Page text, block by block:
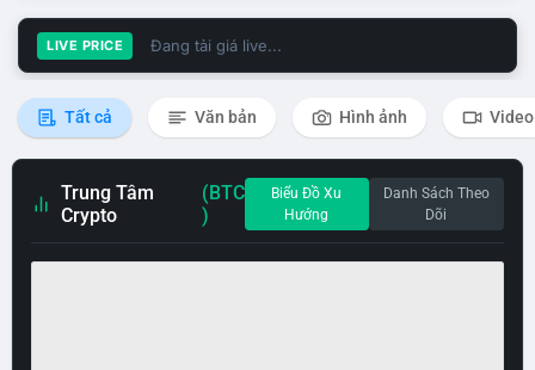
LIVE PRICE Đang tải giá live...
Tất cả Văn bản Hình ảnh Video
Trung Tâm
Crypto
(BTC
)
Biểu Đồ Xu
Hướng
Danh Sách Theo
Dõi